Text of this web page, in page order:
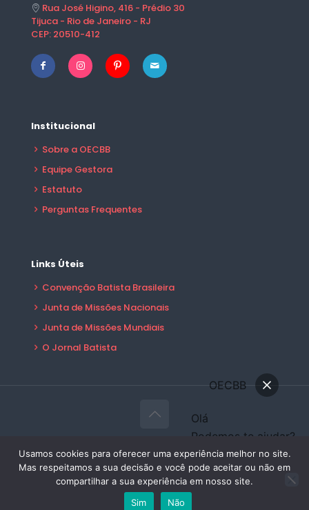
Rua José Higino, 416 - Prédio 30
Tijuca - Rio de Janeiro - RJ
CEP: 20510-412
Institucional
Sobre a OECBB
Equipe Gestora
Estatuto
Perguntas Frequentes
Links Úteis
Convenção Batista Brasileira
Junta de Missões Nacionais
Junta de Missões Mundiais
O Jornal Batista
Desenvolvido por:Sales Publicidade
Área do Filiado
OECBB
Olá
Podemos te ajudar?
Conversar
Usamos cookies para oferecer uma experiência melhor no site.
Mas respeitamos a sua decisão e você pode aceitar ou não em
compartilhar a sua experiência em nosso site.
Sim
Não